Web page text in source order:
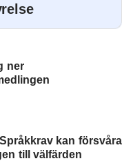
ner
kan försvåra
till välfärden